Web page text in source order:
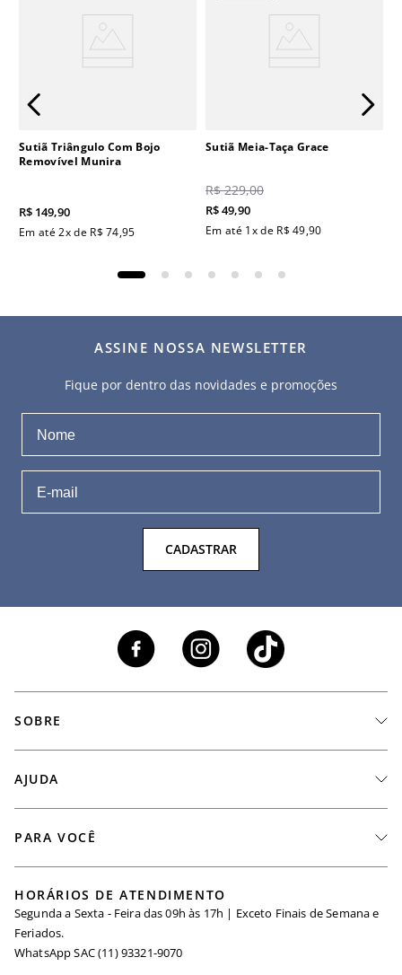
Sutiã Triângulo Com Bojo
Removível Munira
R$ 149,90
Em até2x de R$ 74,95
Sutiã Meia-Taça Grace
R$ 229,00
R$49,90
Em até 1x de R$ 49,90
ASSINE NOSSA NEWSLETTER
Fique por dentro das novidades e promoções
CADASTRAR
SOBRE
Seja um Revendedor
Igualdade Salarial
Requisição de Dados
AJUDA
Minha Conta
Trocas
PARA VOCÊ
Maternidade
Seja um Afiliado
HORÁRIOS DE ATENDIMENTO
Segunda a Sexta - Feira das 09h às 17h | Exceto Finais de Semana e
Feriados.
WhatsApp SAC (11) 93321-9070